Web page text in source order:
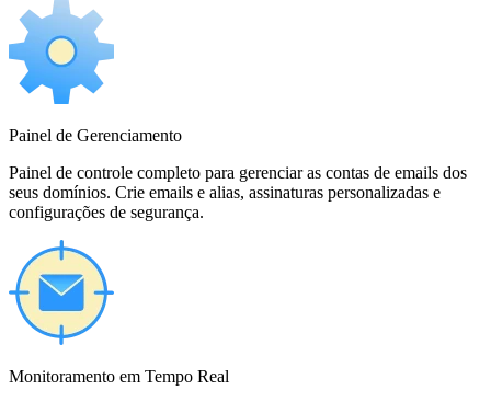
Painel de Gerenciamento
Painel de controle completo para gerenciar as contas de emails dos
seus domínios. Crie emails e alias, assinaturas personalizadas e
configurações de segurança.
Monitoramento em Tempo Real